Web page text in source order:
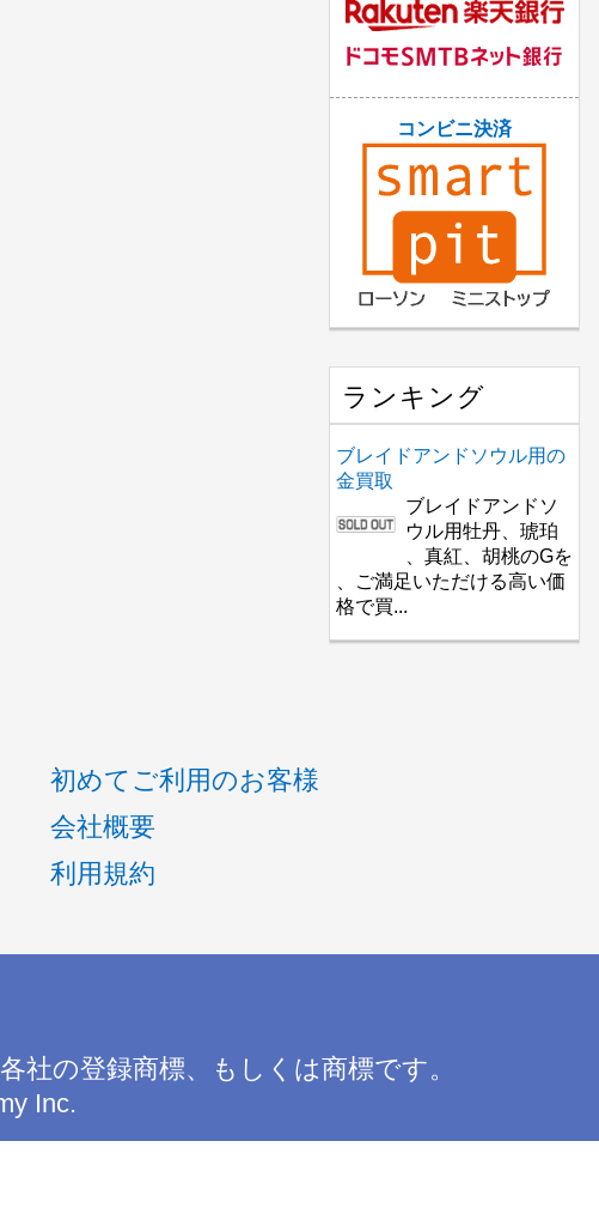
コンビニ決済
ランキング
ブレイドアンドソウル用の
金買取
ブレイドアンドソ
ウル用牡丹、琥珀
、真紅、胡桃のGを
、ご満足いただける高い価
格で買...
初めてご利用のお客様
会社概要
利用規約
社の登録商標、もしくは商標です。
Inc.